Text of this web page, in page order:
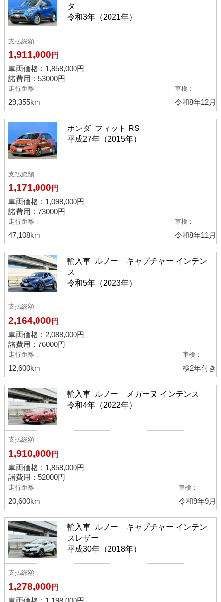
ワゴン(2) SUV・クロカン
メーカーから選ぶ
トヨタ(13)
三菱(2) いすゞ
タ
令和3年（2021年）
支払総額
1,911,000 円
車両価格： 1,858,000円
諸費用：53000円
走行距離
29,355km
車検
令和8年12月
ホンダ フィット RS
平成27年（2015年）
支払総額
1,171,000 円
車両価格： 1,098,000円
諸費用：73000円
走行距離
47,108km
車検
令和8年11月
輸入車 ルノー キャプチャー インテン
ス
令和5年（2023年）
支払総額
2,164,000 円
車両価格：2,088,000円
諸費用：76000円
走行距離
12,600km
車検
検2年付き
輸入車 ルノー メガーヌ インテンス
令和4年（2022年）
支払総額
1,910,000 円
車両価格： 1,858,000円
諸費用：52000円
走行距離
20,600km
車検
令和9年9月
輸入車 ルノー キャプチャー インテン
スレザー
平成30年（2018年）
支払総額
1,278,000 円